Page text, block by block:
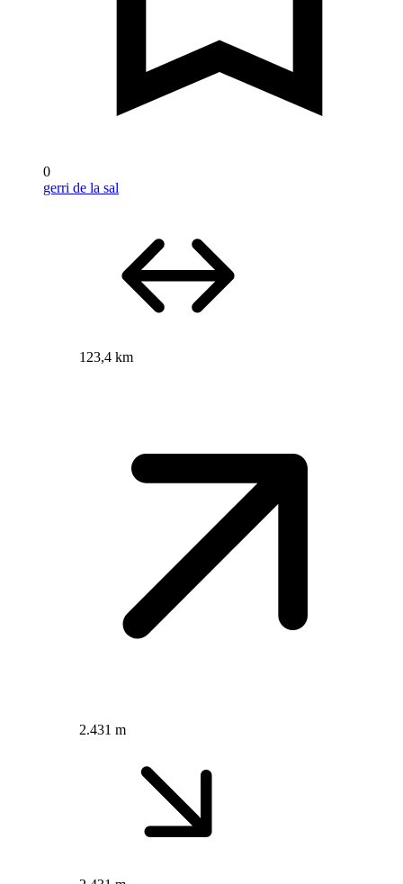
0
gerri de la sal
123,4 km
2.431 m